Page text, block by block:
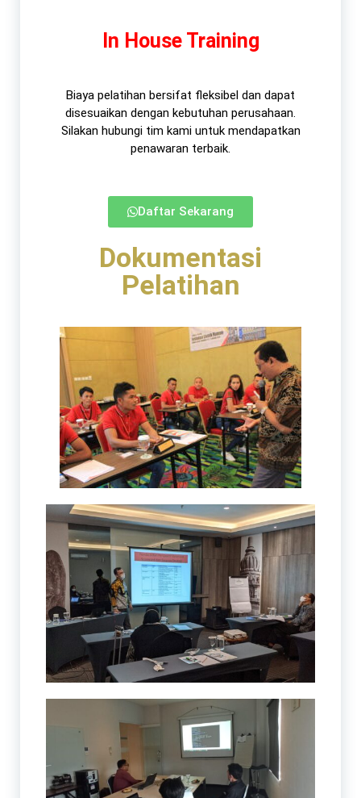
In House Training
Biaya pelatihan bersifat fleksibel dan dapat
disesuaikan dengan kebutuhan perusahaan.
Silakan hubungi tim kami untuk mendapatkan
penawaran terbaik.​
Daftar Sekarang
Dokumentasi
Pelatihan